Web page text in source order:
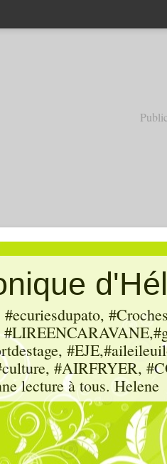
#AIRFRYER,
lecture à tous. Helene